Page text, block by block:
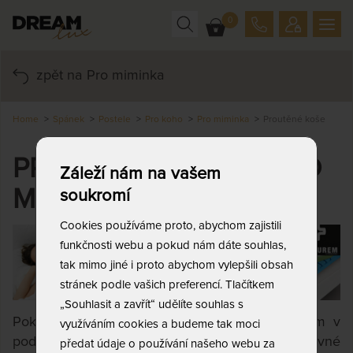
0
zpět na Pro miminka
Home Spánek Postele Pro koho Pro miminka Proutěné koše
PROUTĚNÉ KOŠÍKY PRO
MIMINKA
Pokud hledáte alternativu k dětským postýlkám v
podobě proutěných košů, jste u nás na správné
Záleží nám na vašem
soukromí
Cookies používáme proto, abychom zajistili
funkčnosti webu a pokud nám dáte souhlas,
tak mimo jiné i proto abychom vylepšili obsah
stránek podle vašich preferencí. Tlačítkem
„Souhlasit a zavřít“ udělíte souhlas s
využíváním cookies a budeme tak moci
předat údaje o používání našeho webu za